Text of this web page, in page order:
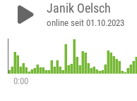
Janik Oelsch
online seit 01.10.2023
0:00